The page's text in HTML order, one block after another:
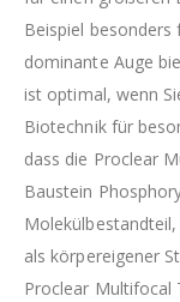
Beispiel
dominante Auge
ist optimal, wenn
Biotechnik für
dass die Proclear
Baustein
als körpereigener
Proclear Multifocal